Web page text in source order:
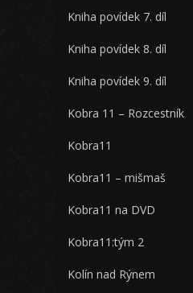
Kniha povídek 7. díl
Kniha povídek 8. díl
Kniha povídek 9. díl
Kobra 11 – Rozcestník
Kobra11
Kobra11 – mišmaš
Kobra11 na DVD
Kobra11:tým 2
Kolín nad Rýnem